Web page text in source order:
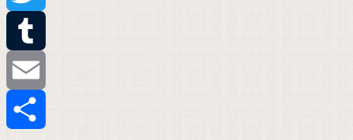
Twitter
Tumblr
Email